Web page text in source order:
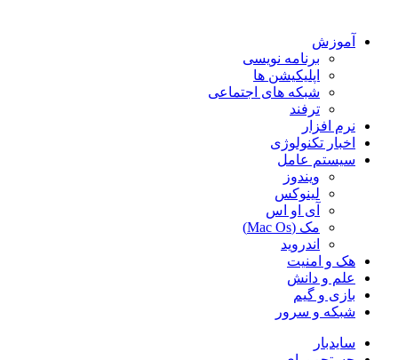
آموزش
برنامه نویسی
اپلیکیشن ها
شبکه های اجتماعی
ترفند
نرم افزار
اخبار تکنولوژی
سیستم عامل
ویندوز
لینوکس
آی او اس
مک (Mac Os)
اندروید
هک و امنیت
علم و دانش
بازی و گیم
شبکه و سرور
سایدبار